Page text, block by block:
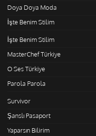
Doya Doya Moda
İşte Benim Stilim
İşte Benim Stilim
MasterChef Türkiye
O Ses Türkiye
Parola Parola
Survivor
Şanslı Pasaport
Yaparsın Bilirim